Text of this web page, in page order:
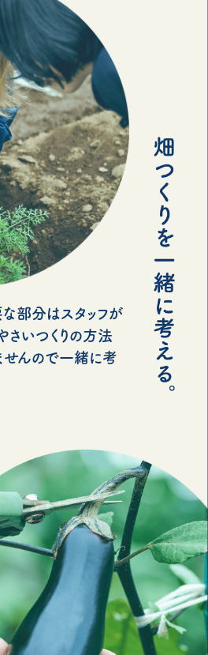
部分はスタッフが
さいつくりの方法
せんので一緒に考